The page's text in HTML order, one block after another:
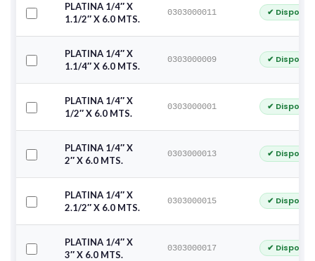
PLATINA 1/4″ X
1.1/2″ X 6.0 MTS.
0303000011 ✔
PLATINA 1/4″ X
1.1/4″ X 6.0 MTS.
0303000009 ✔
PLATINA 1/4″ X
1/2″ X 6.0 MTS.
0303000001 ✔
PLATINA 1/4″ X
2″ X 6.0 MTS.
0303000013 ✔
PLATINA 1/4″ X
2.1/2″ X 6.0 MTS.
0303000015 ✔
PLATINA 1/4″ X
3″ X 6.0 MTS.
0303000017 ✔